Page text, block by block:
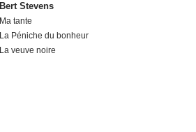
Bert Stevens
Ma tante
La Péniche du bonheur
La veuve noire